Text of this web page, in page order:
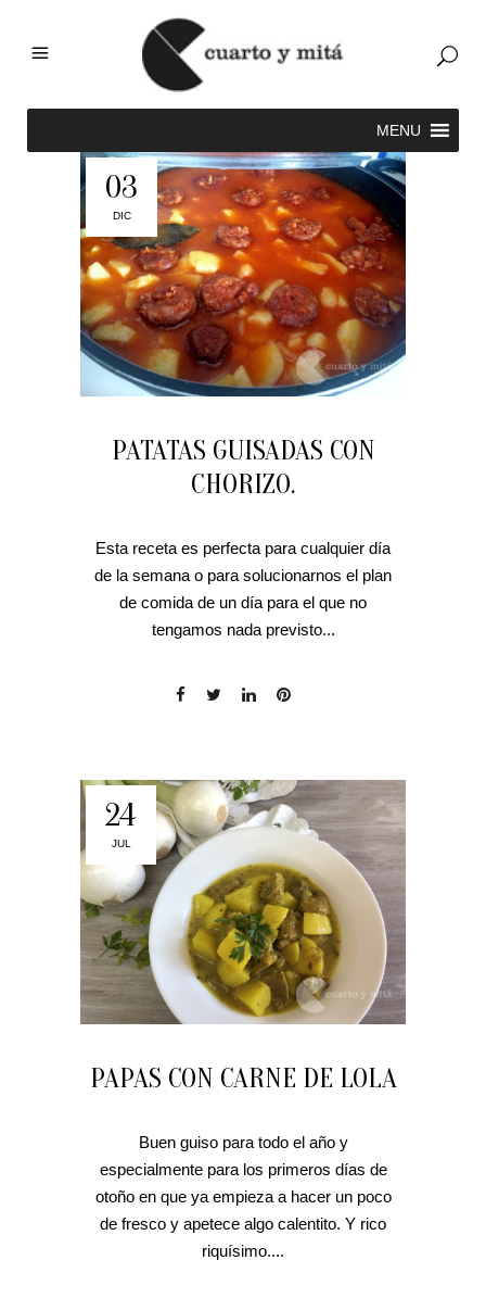
03
DIC
PATATAS GUISADAS CON
CHORIZO.
Esta receta es perfecta para cualquier día
de la semana o para solucionarnos el plan
de comida de un día para el que no
tengamos nada previsto...
24
JUL
PAPAS CON CARNE DE LOLA
Buen guiso para todo el año y
especialmente para los primeros días de
otoño en que ya empieza a hacer un poco
de fresco y apetece algo calentito. Y rico
riquísimo....